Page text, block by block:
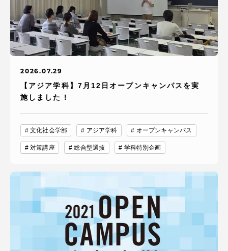
2026.07.29
【アジア学科】7月12日オープンキャンパスを実
施しました！
文化社会学部 アジア学科 オープンキャンパス
対策講座 総合型選抜 学科特別企画